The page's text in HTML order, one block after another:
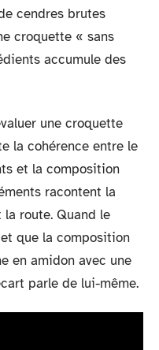
cendres brutes
croquette « sans
accumule des
une croquette
la cohérence entre le
et la composition
racontent la
route. Quand le
que la composition
en amidon avec une
parle de lui-même.